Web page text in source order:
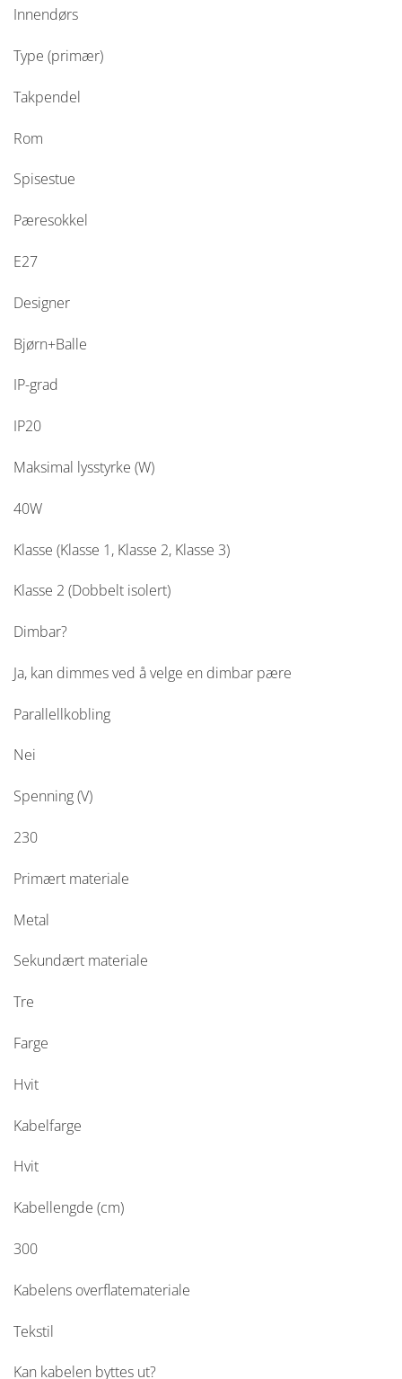
Innendørs
Type (primær)
Takpendel
Rom
Spisestue
Pæresokkel
E27
Designer
Bjørn+Balle
IP-grad
IP20
Maksimal lysstyrke (W)
40W
Klasse (Klasse 1, Klasse 2, Klasse 3)
Klasse 2 (Dobbelt isolert)
Dimbar?
Ja, kan dimmes ved å velge en dimbar pære
Parallellkobling
Nei
Spenning (V)
230
Primært materiale
Metal
Sekundært materiale
Tre
Farge
Hvit
Kabelfarge
Hvit
Kabellengde (cm)
300
Kabelens overflatemateriale
Tekstil
Kan kabelen byttes ut?